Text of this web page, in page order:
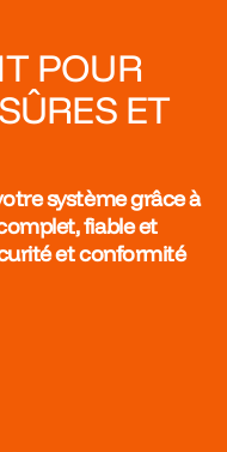
POUR
ET
système grâce à
fiable et
et conformité